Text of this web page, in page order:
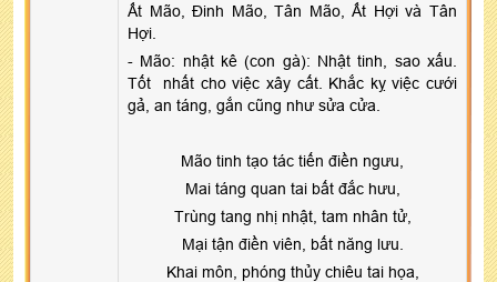
Ất Mão, Đinh Mão, Tân Mão, Ất Hợi và Tân
Hợi.
- Mão: nhật kê (con gà): Nhật tinh, sao xấu.
Tốt nhất cho việc xây cất. Khắc kỵ việc cưới
gả, an táng, gắn cũng như sửa cửa.
Mão tinh tạo tác tiến điền ngưu,
Mai táng quan tai bất đắc hưu,
Trùng tang nhị nhật, tam nhân tử,
Mại tận điền viên, bất năng lưu.
Khai môn, phóng thủy chiêu tai họa,